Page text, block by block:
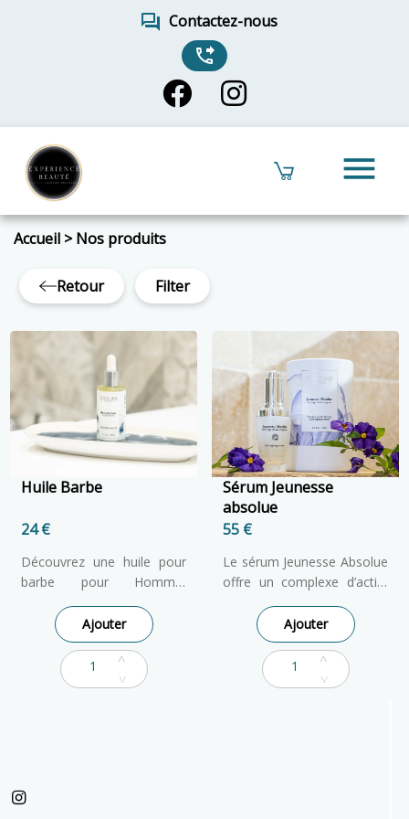
forum Contactez-nous
phone_forwarded
menu
Accueil >Nos produits
Retour Filter
Huile Barbe
24 €
Découvrez une huile pour
barbe pour Homme,
nourrissante et
délicatement parfumée.
Offrez à votre barbe d’être
soin et brillance.
Ajouter
Sérum Jeunesse
absolue
55 €
Le sérum Jeunesse Absolue
offre un complexe d’actifs
anti-âge. La formule intègre
collagène marin et lysat de
bifidobactéries. Son action
globale agit sur les signes
de l’âge du visage. Sa
Ajouter